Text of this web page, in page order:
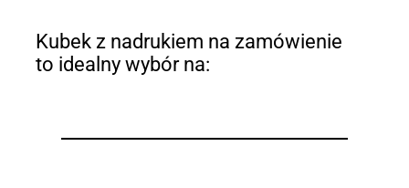
Kubek z nadrukiem na zamówienie
to idealny wybór na: